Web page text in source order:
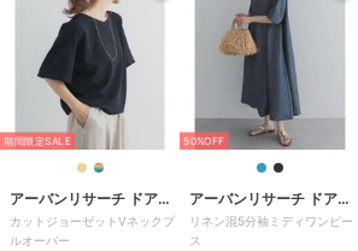
期間限定SALE
アーバンリサーチ ドアー
ズ
カットジョーゼットVネックプ
ルオーバー
50%OFF
アーバンリサーチ ドアー
ズ
リネン混5分袖ミディワンピー
ス